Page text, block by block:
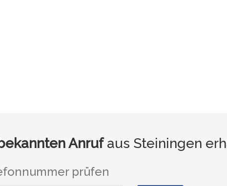
Anrufaus Steiningen
prüfen